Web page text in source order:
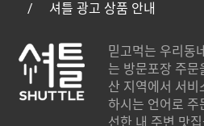
셔틀 광고 상품 안내
믿고먹는 우리동
는 방문포장 주문
산 지역에서 서
하시는 언어로 주
선한 내 주변 맛